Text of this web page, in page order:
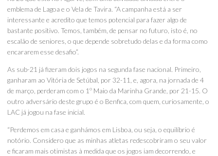
emblema de Lagoa e o Vela de Tavira. “A campanha está a ser
interessante e acredito que temos potencial para fazer algo de
bastante positivo. Temos, também, de pensar no futuro, isto é, no
escalão de seniores, o que depende sobretudo delas e da forma como
encararem esse desafio”.
As sub-21 já fizeram dois jogos na segunda fase nacional. Primeiro,
ganharam ao Vitória de Setúbal, por 32-11, e, agora, na jornada de 4
de março, perderam com o 1º Maio da Marinha Grande, por 21-15. O
outro adversário deste grupo é o Benfica, com quem, curiosamente, o
LAC já jogou na fase inicial.
“Perdemos em casa e ganhámos em Lisboa, ou seja, o equilíbrio é
notório. Considero que as minhas atletas redescobriram o seu valor
e ficaram mais otimistas à medida que os jogos iam decorrendo, e